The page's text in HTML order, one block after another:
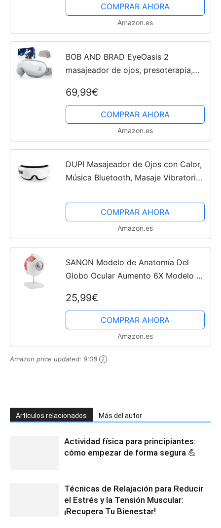
Bolsas de ojos Mejorar...
COMPRAR AHORA
Amazon.es
BOB AND BRAD EyeOasis 2
masajeador de ojos, presoterapia,
ocular para aliviar la tensión ocular
Ojos secos Mejorar el sueño
69,99€
COMPRAR AHORA
Amazon.es
DUPI Masajeador de Ojos con Calor,
Música Bluetooth, Masaje Vibratorio,
Ojos Secos, Mejora el Sueño
COMPRAR AHORA
Amazon.es
SANON Modelo de Anatomía Del
Globo Ocular Aumento 6X Modelo de
Enseñanza Del Estudio de Anatomía
25,99€
COMPRAR AHORA
Amazon.es
Amazon price updated: 9:08
Artículos relacionados Más del autor
Actividad física para principiantes:
cómo empezar de forma segura 💪
Técnicas de Relajación para Reducir
el Estrés y la Tensión Muscular:
¡Recupera Tu Bienestar!